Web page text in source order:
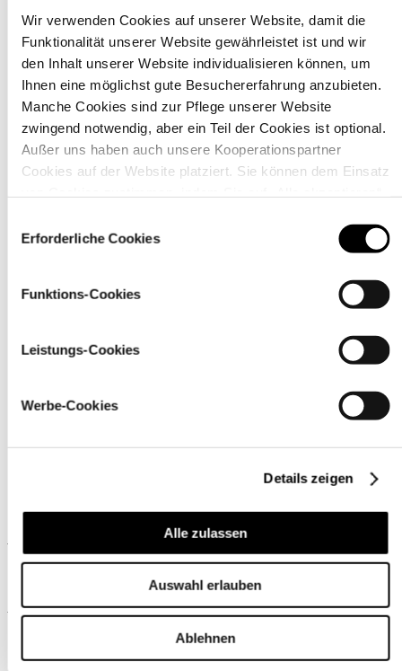
Wir verwenden Cookies auf unserer Website, damit die
Funktionalität unserer Website gewährleistet ist und wir
den Inhalt unserer Website individualisieren können, um
Ihnen eine möglichst gute Besuchererfahrung anzubieten.
Manche Cookies sind zur Pflege unserer Website
zwingend notwendig, aber ein Teil der Cookies ist optional.
Außer uns haben auch unsere Kooperationspartner
Cookies auf der Website platziert. Sie können dem Einsatz
über den Link „Cookie-Einstellungen
Erforderliche Cookies
Funktions-Cookies
Leistungs-Cookies
Werbe-Cookies
Details zeigen
Alle zulassen
Auswahl erlauben
Ablehnen
Material
Pflegehinweise
Ähnliche Produkte
Wird oft zusammen gekauft